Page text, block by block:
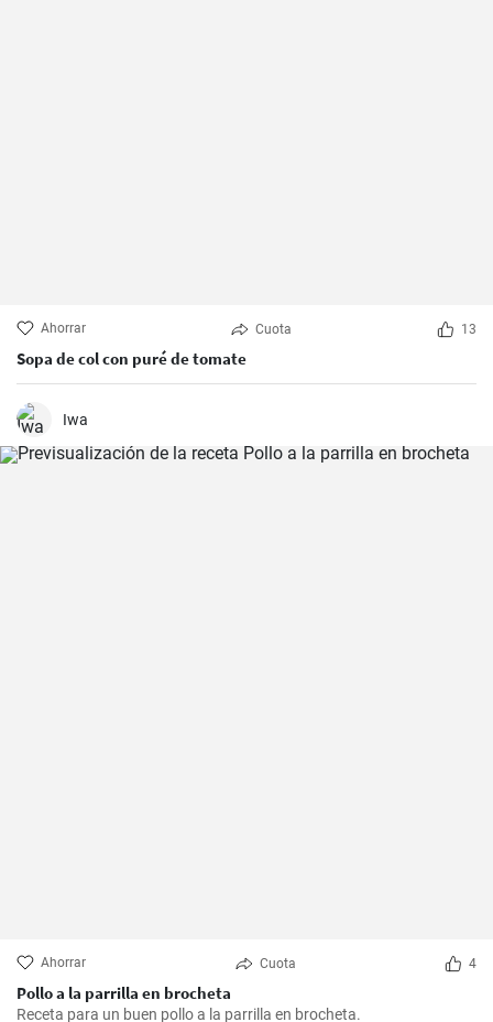
Ahorrar Cuota 13
Sopa de col con puré de tomate
Iwa
Ahorrar Cuota 4
Pollo a la parrilla en brocheta
Receta para un buen pollo a la parrilla en brocheta.